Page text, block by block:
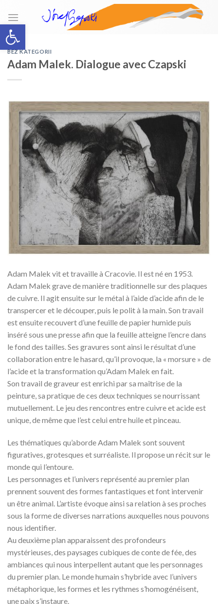
Open toolbar
content
BEZ KATEGORII
Adam Malek. Dialogue avec Czapski
Adam Malek vit et travaille à Cracovie. Il est né en 1953.
Adam Malek grave de manière traditionnelle sur des plaques
de cuivre. Il agit ensuite sur le métal à l’aide d’acide afin de le
transpercer et le découper, puis le polit à la main. Son travail
est ensuite recouvert d’une feuille de papier humide puis
inséré sous une presse afin que la feuille atteigne l’encre dans
le fond des tailles. Ses gravures sont ainsi le résultat d’une
collaboration entre le hasard, qu’il provoque, la « morsure » de
l’acide et la transformation qu’Adam Malek en fait.
Son travail de graveur est enrichi par sa maîtrise de la
peinture, sa pratique de ces deux techniques se nourrissant
mutuellement. Le jeu des rencontres entre cuivre et acide est
unique, de même que l’est celui entre huile et pinceau.
Les thématiques qu’aborde Adam Malek sont souvent
figuratives, grotesques et surréaliste. Il propose un récit sur le
monde qui l’entoure.
Les personnages et l’univers représenté au premier plan
prennent souvent des formes fantastiques et font intervenir
un être animal. L’artiste évoque ainsi sa relation à ses proches
sous la forme de diverses narrations auxquelles nous pouvons
nous identifier.
Au deuxième plan apparaissent des profondeurs
mystérieuses, des paysages cubiques de conte de fée, des
ambiances qui nous interpellent autant que les personnages
du premier plan. Le monde humain s’hybride avec l’univers
métaphorique, les formes et les rythmes s’homogénéisent,
une paix s’instaure.